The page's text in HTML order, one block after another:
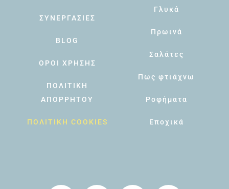
ΣΥΝΕΡΓΑΣΙΕΣ
BLOG
ΟΡΟΙ ΧΡΗΣΗΣ
ΠΟΛΙΤΙΚΗ
ΑΠΟΡΡΗΤΟΥ
ΠΟΛΙΤΙΚΗ COOKIES
Γλυκά
Πρωινά
Σαλάτες
Πως φτιάχνω
Ροφήματα
Εποχικά